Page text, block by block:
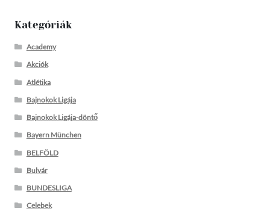
Kategóriák
Academy
Akciók
Atlétika
Bajnokok Ligája
Bajnokok Ligája-döntő
Bayern München
BELFÖLD
Bulvár
BUNDESLIGA
Celebek